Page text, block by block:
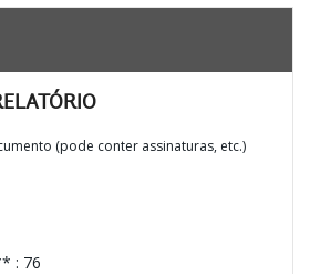
(pode conter assinaturas, etc.)
: 76